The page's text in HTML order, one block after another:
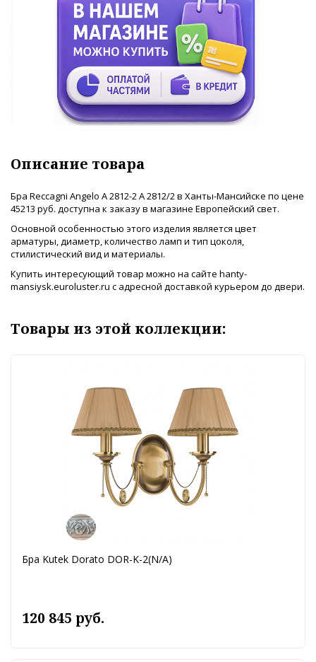
Описание товара
Бра Reccagni Angelo A 2812-2 A 2812/2 в Ханты-Мансийске по цене
45213 руб. доступна к заказу в магазине Европейский свет.
Основной особенностью этого изделия является цвет
арматуры, диаметр, количество ламп и тип цоколя,
стилистический вид и материалы.
Купить интересующий товар можно на сайте hanty-
mansiysk.euroluster.ru с адресной доставкой курьером до двери.
Товары из этой коллекции:
Бра Kutek Dorato DOR-K-2(N/A)
120 845 руб.